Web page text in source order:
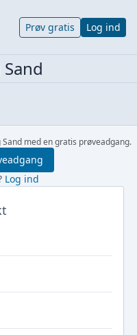
Prøv gratis Log ind
med en gratis prøveadgang.
Log ind